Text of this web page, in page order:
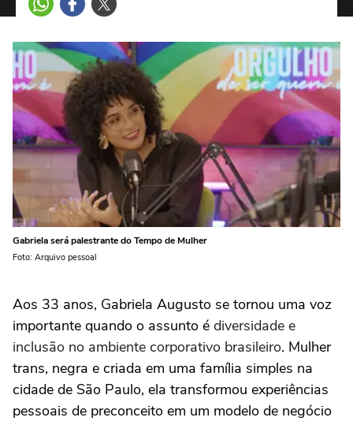
Gabriela será palestrante do Tempo de Mulher
Foto: Arquivo pessoal
Aos 33 anos, Gabriela Augusto se tornou uma voz
importante quando o assunto é diversidade e
inclusão no ambiente corporativo brasileiro. Mulher
trans, negra e criada em uma família simples na
cidade de São Paulo, ela transformou experiências
pessoais de preconceito em um modelo de negócio